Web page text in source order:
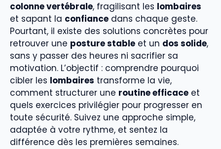
colonne vertébrale, fragilisant les lombaires
et sapant la confiance dans chaque geste.
Pourtant, il existe des solutions concrètes pour
retrouver une posture stable et un dos solide,
sans y passer des heures ni sacrifier sa
motivation. L’objectif : comprendre pourquoi
cibler les lombaires transforme la vie,
comment structurer une routine efficace et
quels exercices privilégier pour progresser en
toute sécurité. Suivez une approche simple,
adaptée à votre rythme, et sentez la
différence dès les premières semaines.